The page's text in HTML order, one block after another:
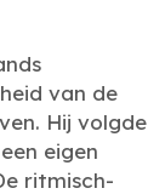
van de
Hij volgde
eigen
ritmisch-